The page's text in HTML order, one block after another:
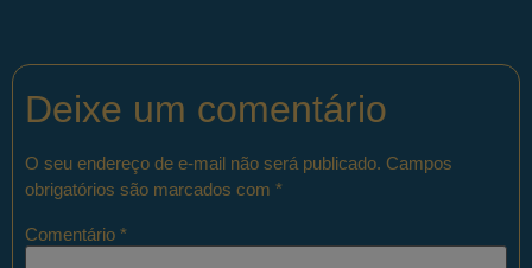
Deixe um comentário
O seu endereço de e-mail não será publicado. Campos
obrigatórios são marcados com *
Comentário *